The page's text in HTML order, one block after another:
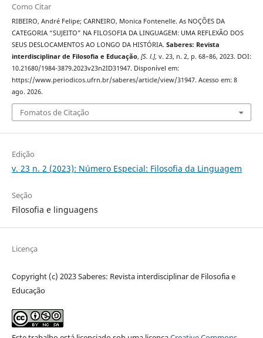
Como Citar
RIBEIRO, André Felipe; CARNEIRO, Monica Fontenelle. As NOÇÕES DA
CATEGORIA “SUJEITO” NA FILOSOFIA DA LINGUAGEM: UMA REFLEXÃO DOS
SEUS DESLOCAMENTOS AO LONGO DA HISTÓRIA. Saberes: Revista
interdisciplinar de Filosofia e Educação, [S. l.], v. 23, n. 2, p. 68–86, 2023. DOI:
10.21680/1984-3879.2023v23n2ID31947. Disponível em:
https://www.periodicos.ufrn.br/saberes/article/view/31947. Acesso em: 8
ago. 2026.
Fomatos de Citação
Edição
v. 23 n. 2 (2023): Número Especial: Filosofia da Linguagem
Seção
Filosofia e linguagens
Licença
Copyright (c) 2023 Saberes: Revista interdisciplinar de Filosofia e
Educação